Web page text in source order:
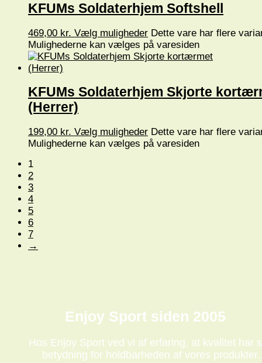
KFUMs Soldaterhjem Softshell
469,00 kr. Vælg muligheder Dette vare har flere
Mulighederne kan vælges på varesiden
KFUMs Soldaterhjem Skjorte
(Herrer)
199,00 kr. Vælg muligheder Dette vare har flere
Mulighederne kan vælges på varesiden
1
2
3
4
5
6
7
→
Enjoy Sport siden 2005
Hos Enjoy Sport ved vi af erfaring, at kvalitet har
betydning for holdbarheden af vores produkter.